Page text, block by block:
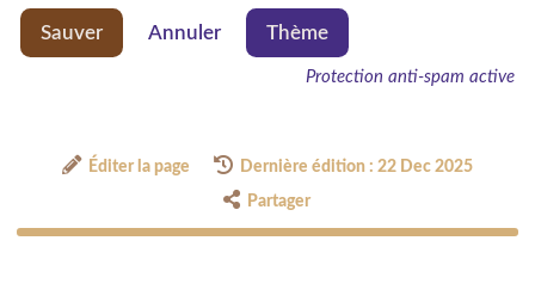
Sauver Annuler Thème
Protection anti-spam active
Éditer la page Dernière édition : 22 Dec 2025
Partager